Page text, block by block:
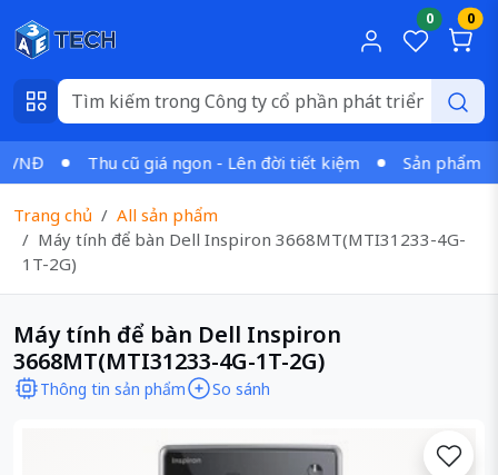
0 0
Thu cũ giá ngon - Lên đời tiết kiệm Sản phẩm
Trang chủ
All sản phẩm
Máy tính để bàn Dell Inspiron 3668MT(MTI31233-4G-
1T-2G)
Máy tính để bàn Dell Inspiron
3668MT(MTI31233-4G-1T-2G)
Thông tin sản phẩm So sánh